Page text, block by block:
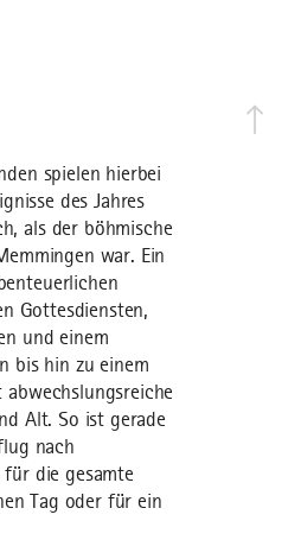
spielen hierbei
des Jahres
als der böhmische
war. Ein
Gottesdiensten,
und einem
bis hin zu einem
Alt. So ist gerade
nach
die gesamte
Tag oder für ein